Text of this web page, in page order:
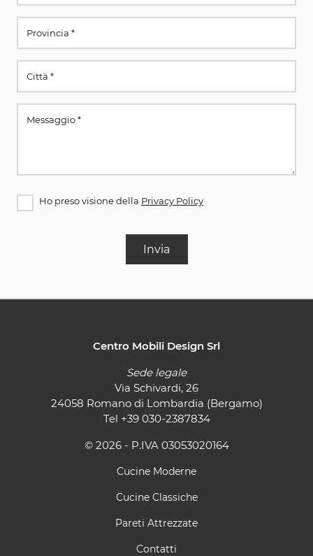
Ho preso visione della Privacy Policy
Invia
Centro Mobili Design Srl
Sede legale
Via Schivardi, 26
24058 Romano di Lombardia (Bergamo)
Tel +39 030-2387834
© 2026 - P.IVA 03053020164
Cucine Moderne
Cucine Classiche
Pareti Attrezzate
Contatti